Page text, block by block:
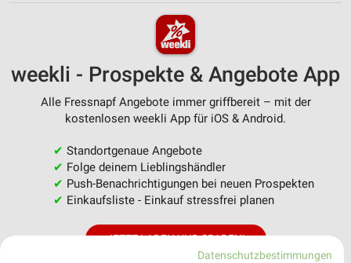
weekli - Prospekte & Angebote App
Alle Fressnapf Angebote immer griffbereit – mit der
kostenlosen weekli App für iOS & Android.
✔ Standortgenaue Angebote
✔ Folge deinem Lieblingshändler
✔ Push-Benachrichtigungen bei neuen Prospekten
✔ Einkaufsliste - Einkauf stressfrei planen
JETZT LADEN UND SPAREN!
Datenschutzbestimmungen